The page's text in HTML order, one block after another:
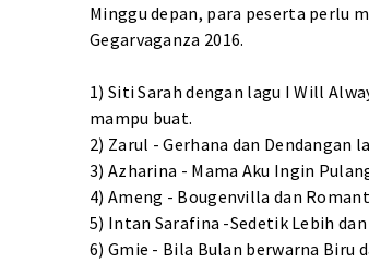
Minggu depan, para peserta perlu
Gegarvaganza 2016.
1) Siti Sarah dengan lagu I Will
mampu buat.
2) Zarul - Gerhana dan Dendangan
3) Azharina - Mama Aku Ingin
4) Ameng - Bougenvilla dan
5) Intan Sarafina -Sedetik Lebih
6) Gmie - Bila Bulan berwarna Biru